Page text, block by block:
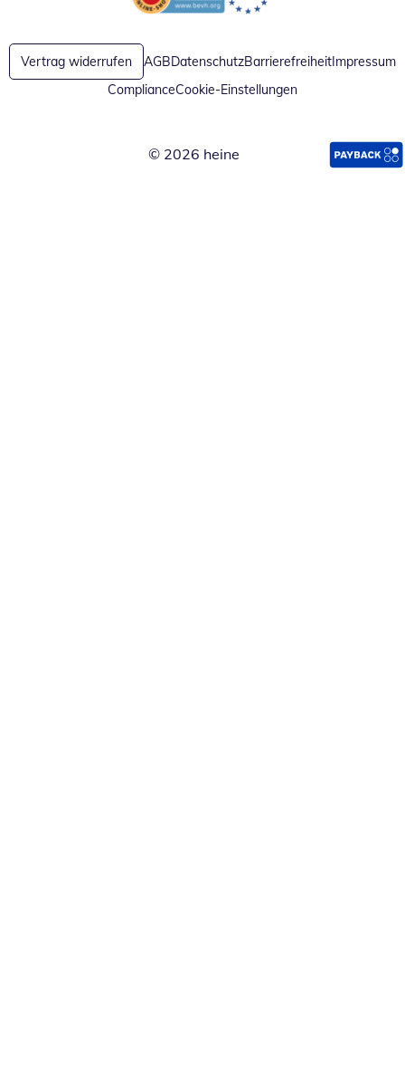
Öffnet in neuem FensterÖffnet in neuem Fenster
Vertrag widerrufen AGBDatenschutzBarrierefreiheitImpressum
ComplianceCookie-Einstellungen
© 2026 heine